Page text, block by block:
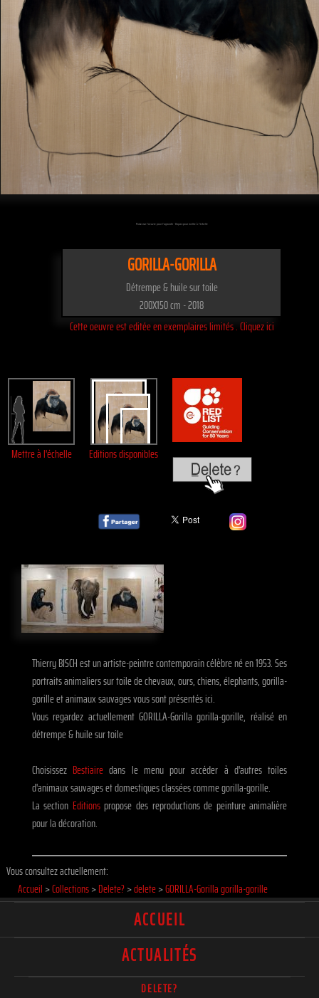
Passez sur l'oeuvre pour l'agrandir - Cliquez pour mettre à l'échelle
GORILLA-GORILLA
Détrempe & huile sur toile
200X150 cm - 2018
Cette oeuvre est editée en exemplaires limités . Cliquez ici
Mettre à l'échelle Editions disponibles
Thierry BISCH est un artiste-peintre contemporain célèbre né en 1953. Ses
portraits animaliers sur toile de chevaux, ours, chiens, élephants, gorilla-
gorille et animaux sauvages vous sont présentés ici.
Vous regardez actuellement GORILLA-Gorilla gorilla-gorille, réalisé en
détrempe & huile sur toile
Choisissez Bestiaire dans le menu pour accéder à d'autres toiles
d'animaux sauvages et domestiques classées comme gorilla-gorille.
La section Editionspropose des reproductions de peinture animalière
pour la décoration.
Vous consultez actuellement:
Accueil >Collections>Delete?>delete>GORILLA-Gorilla gorilla-gorille
ACCUEIL
ACTUALITÉS
DELETE?